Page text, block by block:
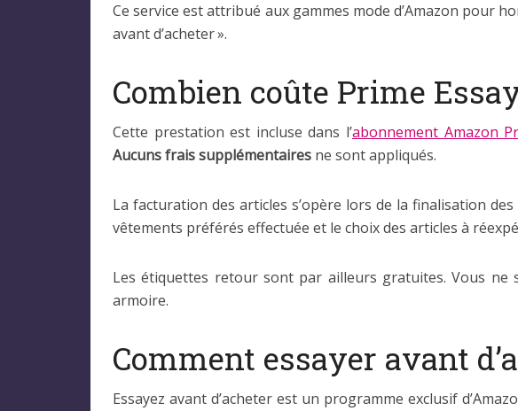
Ce service est attribué aux gammes mode d’Amazon pour
avant d’acheter ».
Combien coûte Prime
Cette prestation est incluse dans l’abonnement Amazon
Aucuns frais supplémentaires ne sont appliqués.
La facturation des articles s’opère lors de la finalisation
vêtements préférés effectuée et le choix des articles à
Les étiquettes retour sont par ailleurs gratuites. Vous
armoire.
Comment essayer avant
Essayez avant d’acheter est un programme exclusif